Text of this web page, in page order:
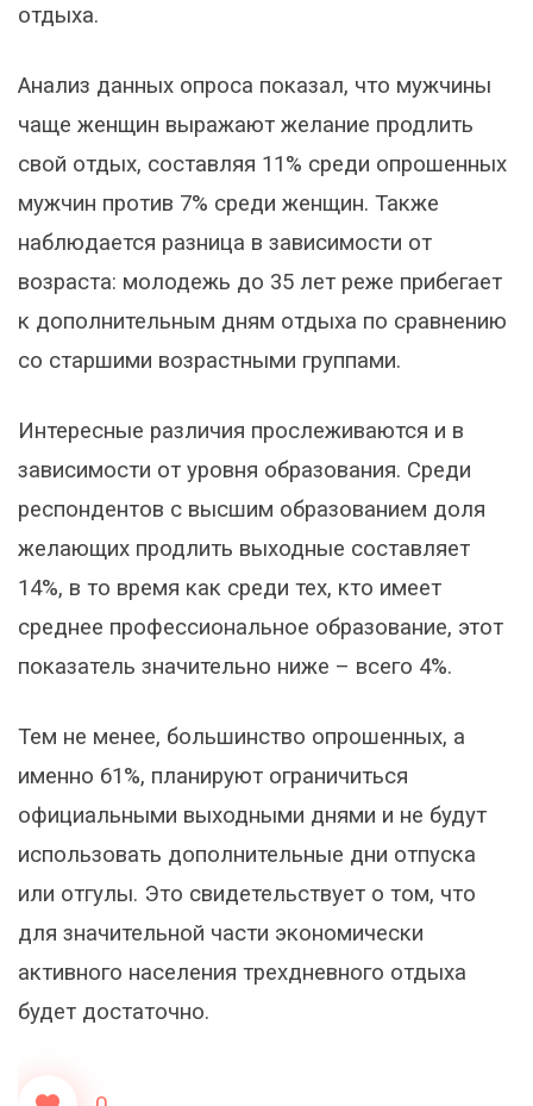
отдыха.
Анализ данных опроса показал, что мужчины
чаще женщин выражают желание продлить
свой отдых, составляя 11% среди опрошенных
мужчин против 7% среди женщин. Также
наблюдается разница в зависимости от
возраста: молодежь до 35 лет реже прибегает
к дополнительным дням отдыха по сравнению
со старшими возрастными группами.
Интересные различия прослеживаются и в
зависимости от уровня образования. Среди
респондентов с высшим образованием доля
желающих продлить выходные составляет
14%, в то время как среди тех, кто имеет
среднее профессиональное образование, этот
показатель значительно ниже – всего 4%.
Тем не менее, большинство опрошенных, а
именно 61%, планируют ограничиться
официальными выходными днями и не будут
использовать дополнительные дни отпуска
или отгулы. Это свидетельствует о том, что
для значительной части экономически
активного населения трехдневного отдыха
будет достаточно.